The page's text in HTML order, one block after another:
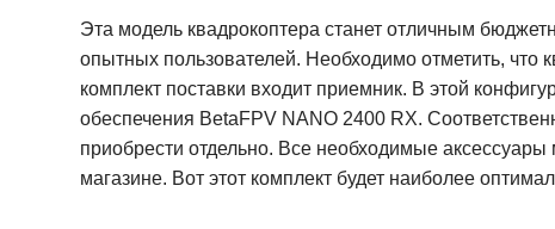
Эта модель квадрокоптера станет отличным
опытных пользователей. Необходимо отметить, что
комплект поставки входит приемник. В этой
обеспечения BetaFPV NANO 2400 RX.
приобрести отдельно. Все необходимые
магазине. Вот этот комплект будет наиболее